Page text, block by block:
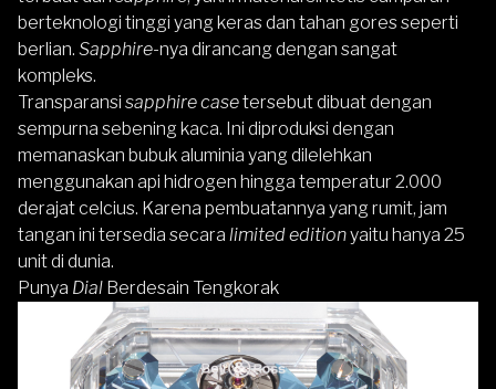
berteknologi tinggi yang keras dan tahan gores seperti
berlian. Sapphire-nya dirancang dengan sangat
kompleks.
Transparansi sapphire casetersebut dibuat dengan
sempurna sebening kaca. Ini diproduksi dengan
memanaskan bubuk aluminia yang dilelehkan
menggunakan api hidrogen hingga temperatur 2.000
derajat celcius. Karena pembuatannya yang rumit, jam
tangan ini tersedia secara limited editionyaitu hanya 25
unit di dunia.
Punya Dial Berdesain Tengkorak